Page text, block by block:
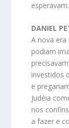
esperavam.
DANIEL
A nova
podiam
investidos
e
Judéia
nos
a fazer e